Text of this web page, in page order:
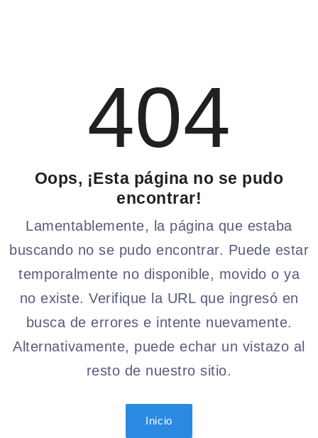
404
Oops, ¡Esta página no se pudo
encontrar!
Lamentablemente, la página que estaba
buscando no se pudo encontrar. Puede estar
temporalmente no disponible, movido o ya
no existe. Verifique la URL que ingresó en
busca de errores e intente nuevamente.
Alternativamente, puede echar un vistazo al
resto de nuestro sitio.
Inicio